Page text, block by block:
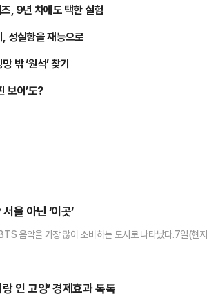
, 9년 차에도 택한 실험
성실함을 재능으로
밖 ‘원석’ 찾기
보이’도?
울 아닌 ‘이곳’
음악을 가장 많이 소비하는 도시로 나타났다.7일(현
과가 현지의 강력한 팬덤을 반영한다고 분석했다. 실제
인 고양’ 경제효과 톡톡